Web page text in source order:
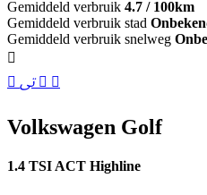
Gemiddeld verbruik 4.7 / 100km
Gemiddeld verbruik stad
Gemiddeld verbruik snelweg
Volkswagen Golf
1.4 TSI ACT Highline